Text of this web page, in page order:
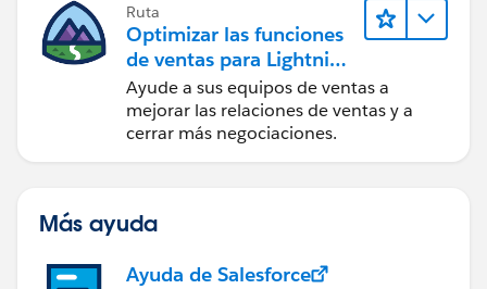
Ruta
Optimizar las funciones
de ventas para Lightning
Experience
Ayude a sus equipos de ventas a
mejorar las relaciones de ventas y a
cerrar más negociaciones.
Más ayuda
Ayuda de Salesforce